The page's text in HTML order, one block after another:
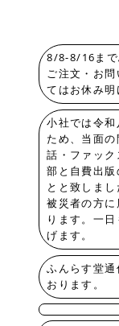
8/8-8/16まで
ご注文・お
てはお休み明
小社では令
ため、当面
話・ファッ
部と自費出
とと致しま
被災者の方
ります。一
げます。
ふんらす堂
おります。